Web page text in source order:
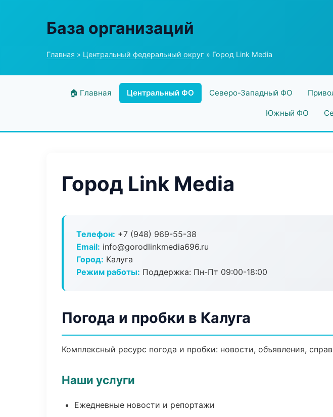
База организаций
Главная » Центральный федеральный округ » Город Link Media
🏠 Главная Центральный ФО Северо-Западный ФО
Южный ФО
Город Link Media
Телефон: +7 (948) 969-55-38
Email: info@gorodlinkmedia696.ru
Город: Калуга
Режим работы: Поддержка: Пн-Пт 09:00-18:00
Погода и пробки в Калуга
Комплексный ресурс погода и пробки: новости, объявления,
Наши услуги
Ежедневные новости и репортажи